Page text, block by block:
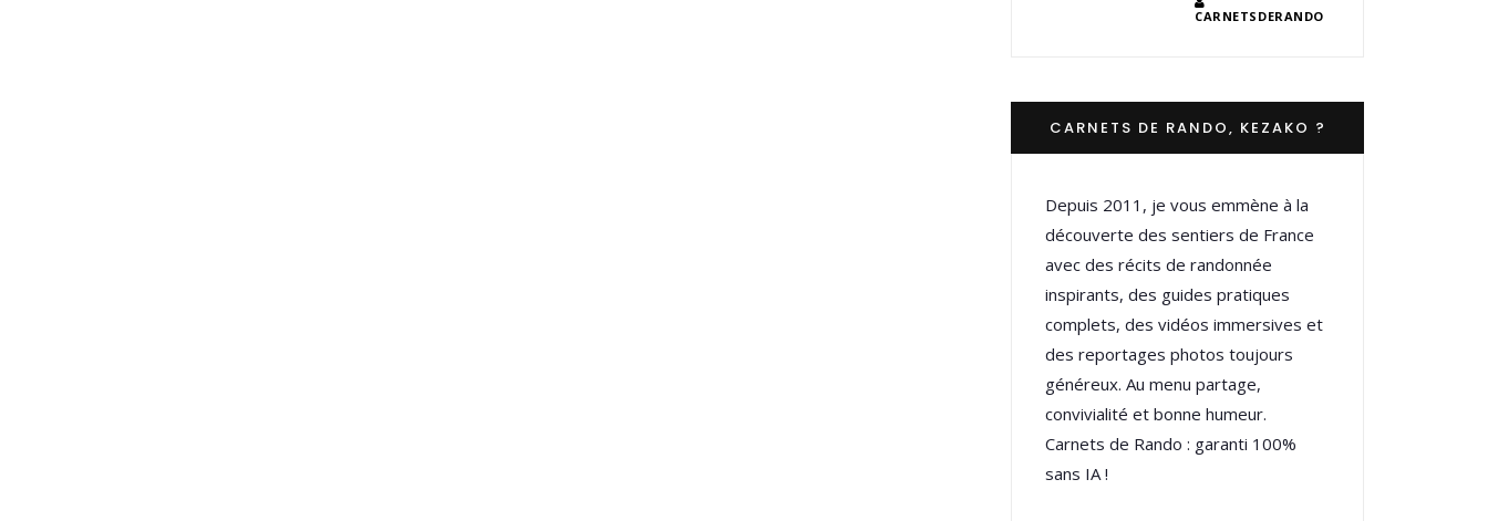
CARNETSDERANDO
CARNETS DE RANDO, KEZAKO ?
Depuis 2011, je vous emmène à la
découverte des sentiers de France
avec des récits de randonnée
inspirants, des guides pratiques
complets, des vidéos immersives et
des reportages photos toujours
généreux. Au menu partage,
convivialité et bonne humeur.
Carnets de Rando : garanti 100%
sans IA !